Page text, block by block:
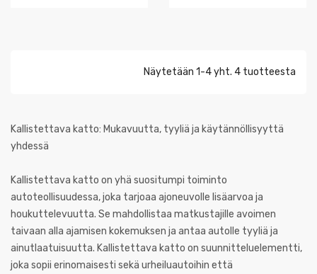
Näytetään 1-4 yht. 4 tuotteesta
Kallistettava katto: Mukavuutta, tyyliä ja käytännöllisyyttä
yhdessä
Kallistettava katto on yhä suositumpi toiminto
autoteollisuudessa, joka tarjoaa ajoneuvolle lisäarvoa ja
houkuttelevuutta. Se mahdollistaa matkustajille avoimen
taivaan alla ajamisen kokemuksen ja antaa autolle tyyliä ja
ainutlaatuisuutta. Kallistettava katto on suunnitteluelementti,
joka sopii erinomaisesti sekä urheiluautoihin että